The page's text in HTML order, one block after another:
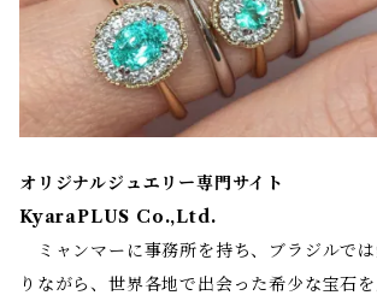
オリジナルジュエリー専門サイト
KyaraPLUS Co.,Ltd.
ミャンマーに事務所を持ち、ブラジルで
りながら、世界各地で出会った希少な宝石